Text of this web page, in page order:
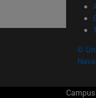
©